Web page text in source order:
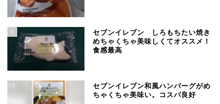
9
セブンイレブン しろもちたい焼き
めちゃくちゃ美味しくてオススメ！
食感最高
10
セブンイレブン和風ハンバーグがめ
ちゃくちゃ美味い。コスパ良好